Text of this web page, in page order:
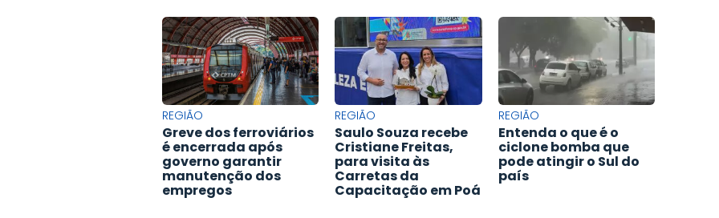
REGIÃO
Greve dos ferroviários
é encerrada após
governo garantir
manutenção dos
empregos
REGIÃO
Saulo Souza recebe
Cristiane Freitas,
para visita às
Carretas da
Capacitação em Poá
REGIÃO
Entenda o que é o
ciclone bomba que
pode atingir o Sul do
país